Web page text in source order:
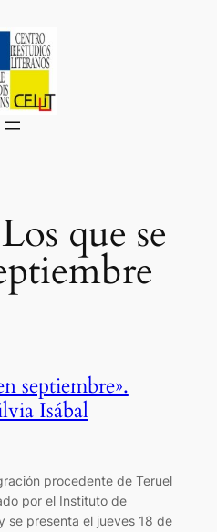
Los que se
septiembre».
Isábal
procedente de Teruel
por el Instituto de
se presenta el jueves 18 de